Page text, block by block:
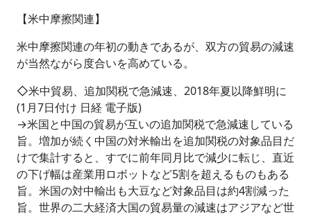
【米中摩擦関連】
米中摩擦関連の年初の動きであるが、双方の貿易の減速
が当然ながら度合いを高めている。
◇米中貿易、追加関税で急減速、2018年夏以降鮮明に
(1月7日付け 日経 電子版)
→米国と中国の貿易が互いの追加関税で急減速している
旨。増加が続く中国の対米輸出を追加関税の対象品目だ
けで集計すると、すでに前年同月比で減少に転じ、直近
の下げ幅は産業用ロボットなど5割を超えるものもある
旨。米国の対中輸出も大豆など対象品目は約4割減った
旨。世界の二大経済大国の貿易量の減速はアジアなど世